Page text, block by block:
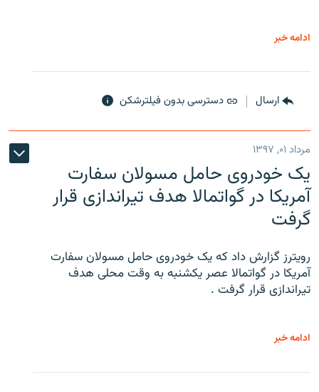
ادامه خبر
ارسال دسترسی بدون فیلترشکن
مرداد ۰۱, ۱۳۹۷
یک خودروی حامل مسولان سفارت
آمریکا در گواتمالا هدف تیراندازی قرار
گرفت
رویترز گزارش داد که یک خودروی حامل مسولان سفارت
آمریکا در گواتمالا عصر یکشنبه به وقت محلی هدف
تیراندازی قرار گرفت .
ادامه خبر